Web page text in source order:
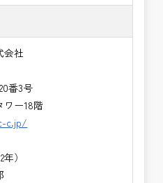
会社
番3号
ワー18階
c.jp/
）